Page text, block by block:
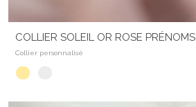
COLLIER SOLEIL OR ROSE PRÉNOMS
Collier personnalisé